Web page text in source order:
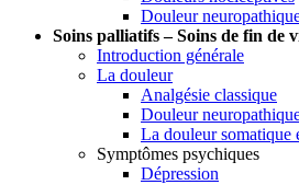
Douleur
Soins palliatifs – Soins de fin de
Introduction générale
La douleur
Analgésie classique
Douleur
La douleur somatique
Symptômes psychiques
Dépression